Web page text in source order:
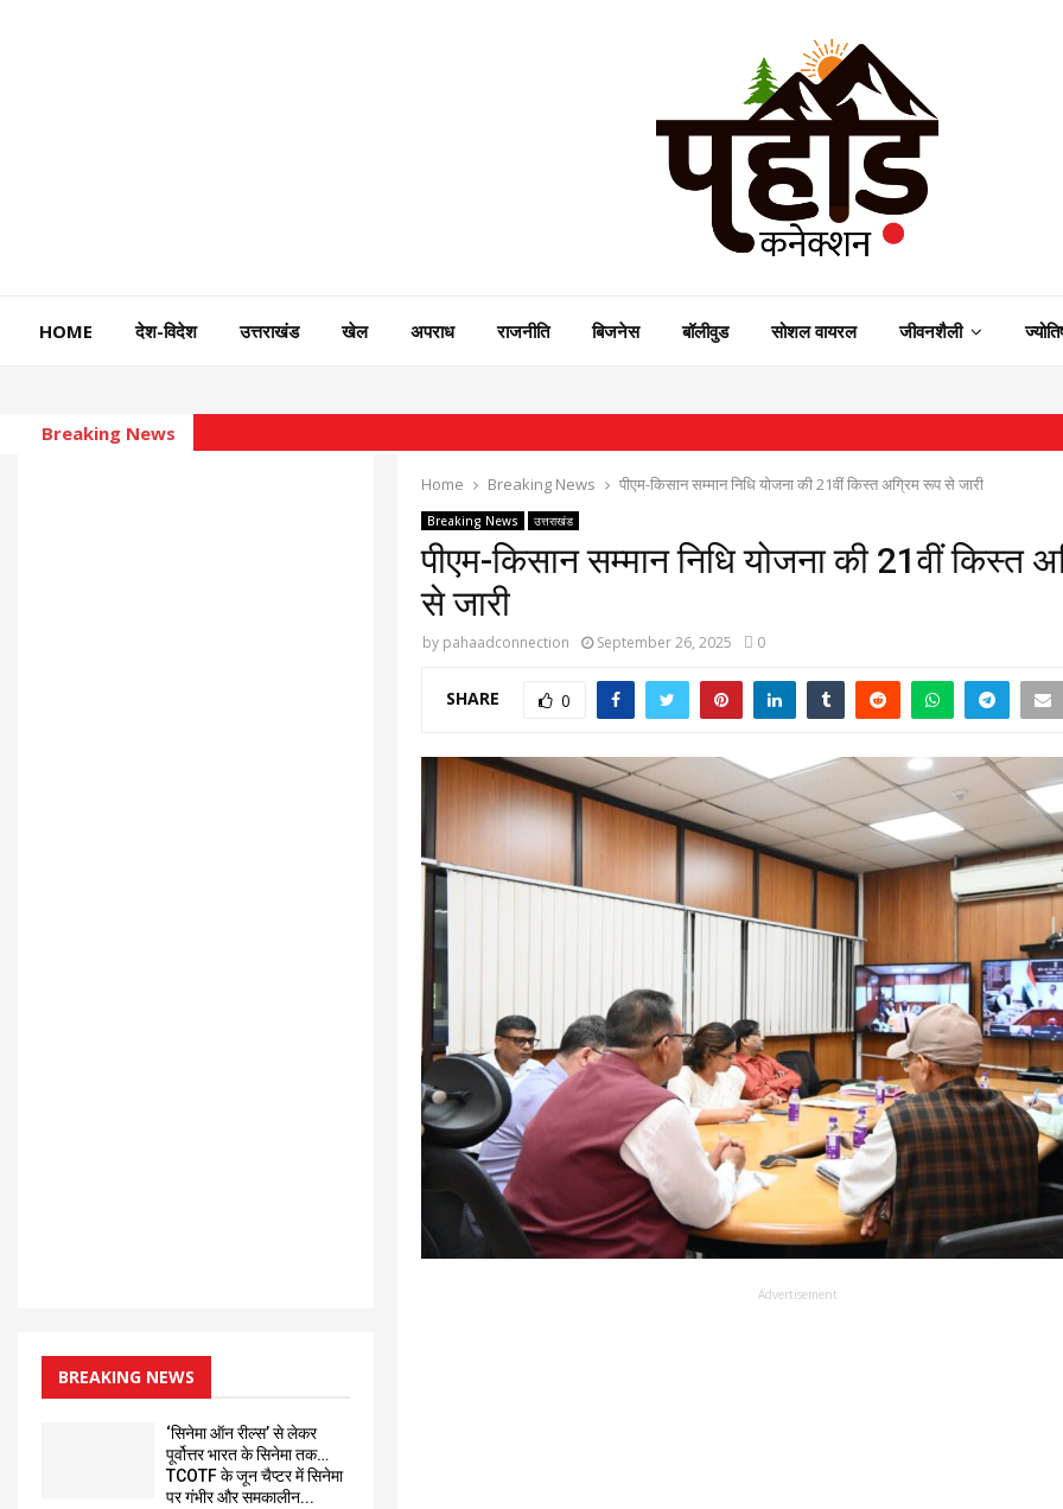
HOME देश-विदेश उत्तराखंड खेल अपराध राजनीति बिजनेस बॉलीवुड सोशल वायरल जीवनशैली
Breaking News ⇝
Home Breaking News पीएम-किसान सम्मान निधि योजना की 21वीं किस्त अग्रिम रूप से जारी
Breaking News उत्तराखंड
पीएम-किसान सम्मान निधि योजना की 21वीं किस्त
से जारी
by pahaadconnection September 26, 2025 0
SHARE 0
Advertisement
BREAKING NEWS
‘सिनेमा ऑन रील्स’ से लेकर
पूर्वोत्तर भारत के सिनेमा तक…
TCOTF के जून चैप्टर में सिनेमा
पर गंभीर और समकालीन...